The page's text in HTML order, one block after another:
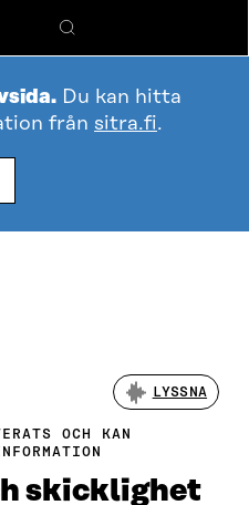
Sök
Du kan hitta
från sitra.fi.
LYSSNA
OCH KAN
skicklighet